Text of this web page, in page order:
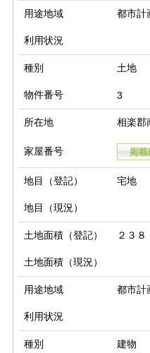
用途地域 都市計
利用状況
種別 土地
物件番号 3
所在地 相楽郡
家屋番号
地目（登記） 宅地
地目（現況）
土地面積（登記） ２３
土地面積（現況）
用途地域 都市計
利用状況
種別 建物